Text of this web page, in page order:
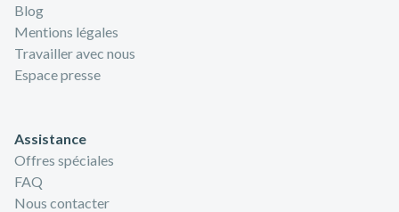
Blog
Mentions légales
Travailler avec nous
Espace presse
Assistance
Offres spéciales
FAQ
Nous contacter